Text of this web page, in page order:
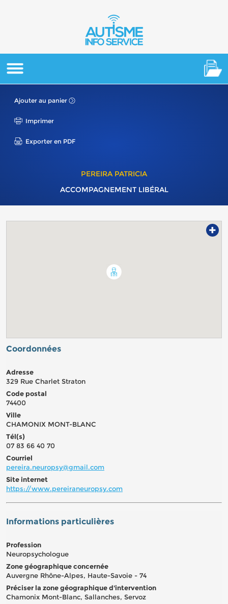
Ajouter au panier
Imprimer
Exporter en PDF
PEREIRA PATRICIA
ACCOMPAGNEMENT LIBÉRAL
+
Coordonnées
Adresse
329 Rue Charlet Straton
Code postal
74400
Ville
CHAMONIX MONT-BLANC
Tél(s)
07 83 66 40 70
Courriel
pereira.neuropsy@gmail.com
Site internet
https://www.pereiraneuropsy.com
Informations particulières
Profession
Neuropsychologue
Zone géographique concernée
Auvergne Rhône-Alpes, Haute-Savoie - 74
Préciser la zone géographique d'intervention
Chamonix Mont-Blanc, Sallanches, Servoz